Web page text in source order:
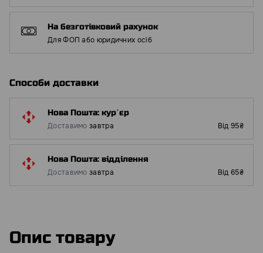
На безготівковий рахунок
Для ФОП або юридичних осіб
Способи доставки
Нова Пошта: курʼєр
Доставимо завтра Від 95₴
Нова Пошта: відділення
Доставимо завтра Від 65₴
Опис товару